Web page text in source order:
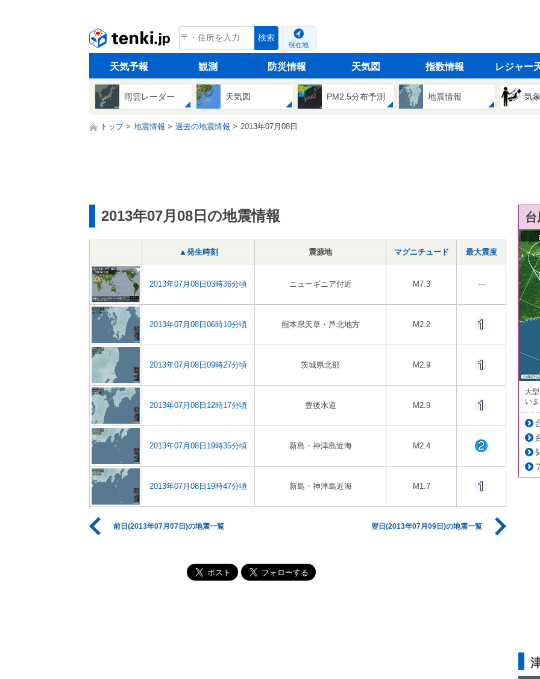
tenki.jp 検索
現在地
天気予報 観測 防災情報 天気図 指数情報 レジャー
雨雲レーダー 天気図 PM2.5分布予測 地震情報 気
トップ 地震情報 過去の地震情報 2013年07月08日
2013年07月08日の地震情報
▲発生時刻 震源地 マグニチュード 最大震度
2013年07月08日03時36分頃 ニューギニア付近 M7.3 ---
2013年07月08日06時10分頃 熊本県天草・芦北地方 M2.2
2013年07月08日09時27分頃 茨城県北部 M2.9
2013年07月08日12時17分頃 豊後水道 M2.9
2013年07月08日19時35分頃 新島・神津島近海 M2.4
2013年07月08日19時47分頃 新島・神津島近海 M1.7
前日(2013年07月07日)の地震一覧 翌日(2013年07月09日)の地震一覧
大
い